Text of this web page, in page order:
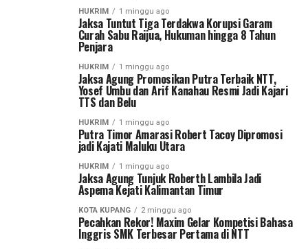
HUKRIM 1 minggu ago
Jaksa Tuntut Tiga Terdakwa Korupsi Garam
Curah Sabu Raijua, Hukuman hingga 8 Tahun
Penjara
HUKRIM 1 minggu ago
Jaksa Agung Promosikan Putra Terbaik NTT,
Yosef Umbu dan Arif Kanahau Resmi Jadi Kajari
TTS dan Belu
HUKRIM 1 minggu ago
Putra Timor Amarasi Robert Tacoy Dipromosi
jadi Kajati Maluku Utara
HUKRIM 1 minggu ago
Jaksa Agung Tunjuk Roberth Lambila Jadi
Aspema Kejati Kalimantan Timur
KOTA KUPANG 2 minggu ago
Pecahkan Rekor! Maxim Gelar Kompetisi Bahasa
Inggris SMK Terbesar Pertama di NTT